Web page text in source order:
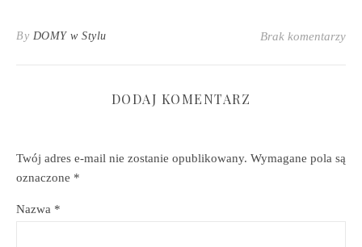
By DOMY w Stylu Brak komentarzy
DODAJ KOMENTARZ
Twój adres e-mail nie zostanie opublikowany. Wymagane pola są
oznaczone *
Nazwa *